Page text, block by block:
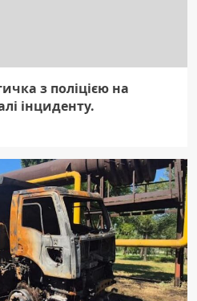
з поліцією на
інциденту.